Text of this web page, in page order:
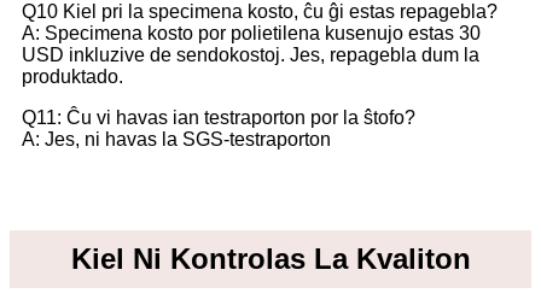
Q10 Kiel pri la specimena kosto, ĉu ĝi estas repagebla?
A: Specimena kosto por polietilena kusenujo estas 30
USD inkluzive de sendokostoj. Jes, repagebla dum la
produktado.
Q11: Ĉu vi havas ian testraporton por la ŝtofo?
A: Jes, ni havas la SGS-testraporton
Kiel Ni Kontrolas La Kvaliton